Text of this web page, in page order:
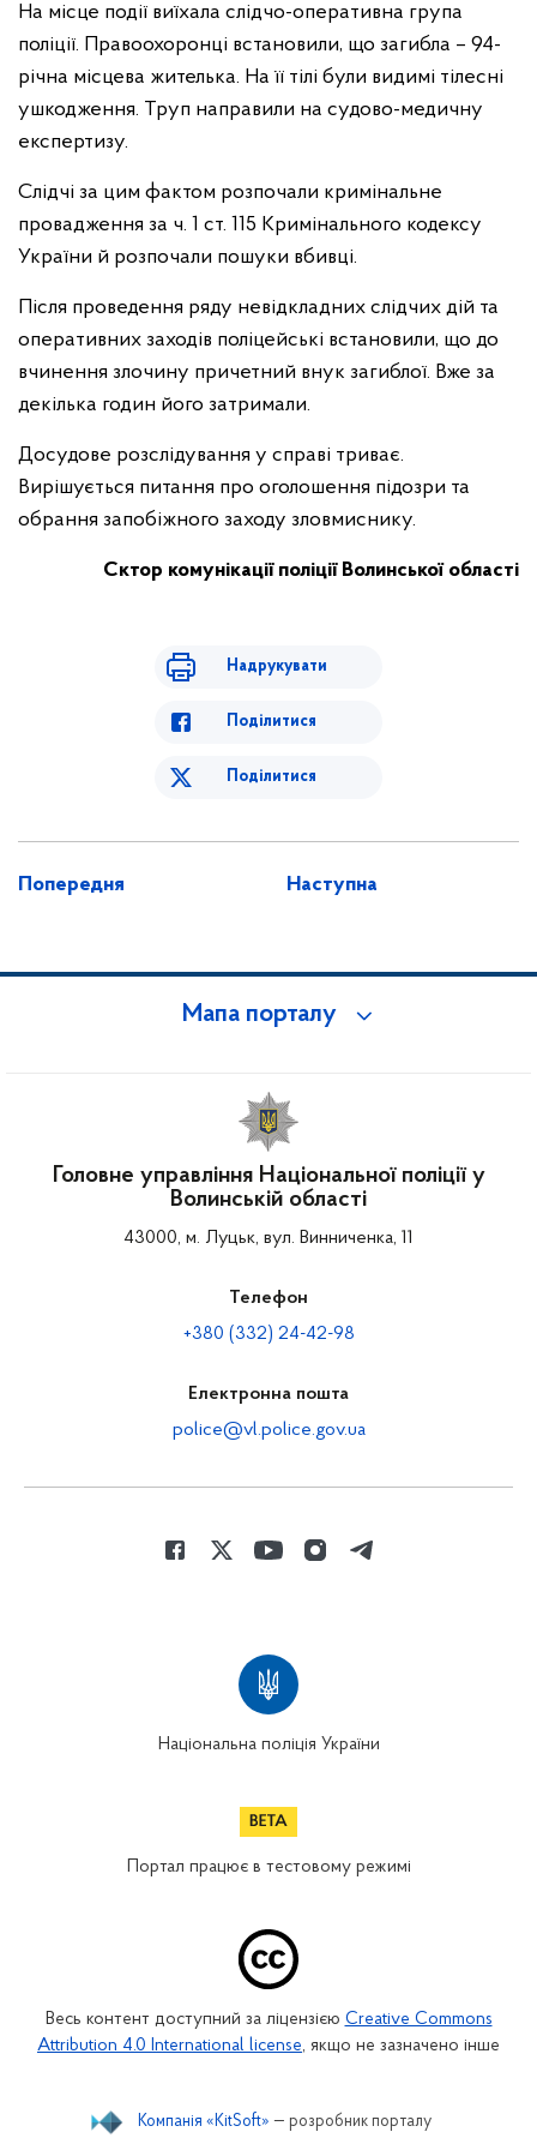
На місце події виїхала слідчо-оперативна група
поліції. Правоохоронці встановили, що загибла – 94-
річна місцева жителька. На її тілі були видимі тілесні
ушкодження. Труп направили на судово-медичну
експертизу.
Слідчі за цим фактом розпочали кримінальне
провадження за ч. 1 ст. 115 Кримінального кодексу
України й розпочали пошуки вбивці.
Після проведення ряду невідкладних слідчих дій та
оперативних заходів поліцейські встановили, що до
вчинення злочину причетний внук загиблої. Вже за
декілька годин його затримали.
Досудове розслідування у справі триває.
Вирішується питання про оголошення підозри та
обрання запобіжного заходу зловмиснику.
Сктор комунікації поліції Волинської області
Надрукувати
Поділитися
Поділитися
Попередня Наступна
Мапа порталу
Головне управління Національної поліції у
Волинській області
43000, м. Луцьк, вул. Винниченка, 11
Телефон
+380 (332) 24-42-98
Електронна пошта
police@vl.police.gov.ua
Національна поліція України
Портал працює в тестовому режимі
Весь контент доступний за ліцензією Creative Commons
Attribution 4.0 International license, якщо не зазначено інше
Компанія «KitSoft» — розробник порталу